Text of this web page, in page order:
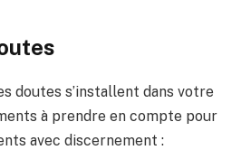
doutes s’installent dans votre
à prendre en compte pour
avec discernement :